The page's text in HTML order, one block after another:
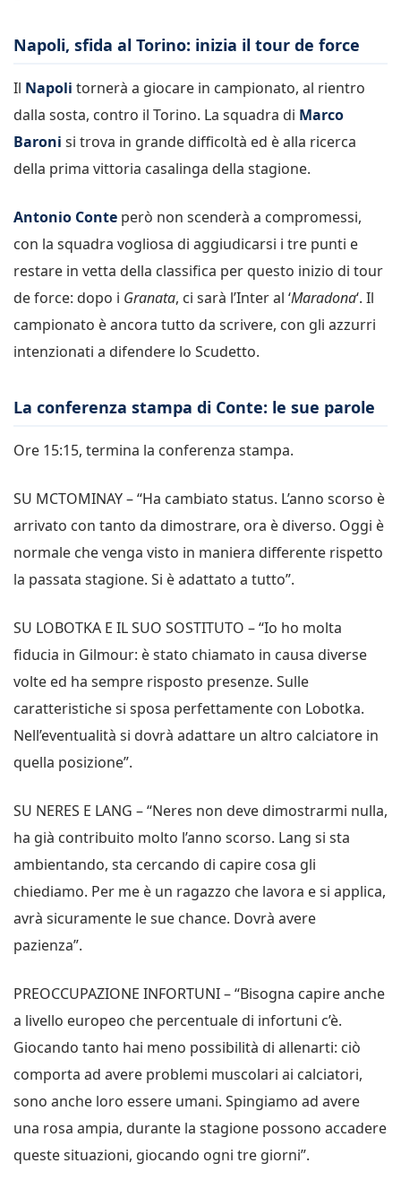
Napoli, sfida al Torino: inizia il tour de force
Il Napoli tornerà a giocare in campionato, al rientro
dalla sosta, contro il Torino. La squadra di Marco
Baroni si trova in grande difficoltà ed è alla ricerca
della prima vittoria casalinga della stagione.
Antonio Conte però non scenderà a compromessi,
con la squadra vogliosa di aggiudicarsi i tre punti e
restare in vetta della classifica per questo inizio di tour
de force: dopo i Granata, ci sarà l’Inter al ‘Maradona‘. Il
campionato è ancora tutto da scrivere, con gli azzurri
intenzionati a difendere lo Scudetto.
La conferenza stampa di Conte: le sue parole
Ore 15:15, termina la conferenza stampa.
SU MCTOMINAY – “Ha cambiato status. L’anno scorso è
arrivato con tanto da dimostrare, ora è diverso. Oggi è
normale che venga visto in maniera differente rispetto
la passata stagione. Si è adattato a tutto”.
SU LOBOTKA E IL SUO SOSTITUTO – “Io ho molta
fiducia in Gilmour: è stato chiamato in causa diverse
volte ed ha sempre risposto presenze. Sulle
caratteristiche si sposa perfettamente con Lobotka.
Nell’eventualità si dovrà adattare un altro calciatore in
quella posizione”.
SU NERES E LANG – “Neres non deve dimostrarmi nulla,
ha già contribuito molto l’anno scorso. Lang si sta
ambientando, sta cercando di capire cosa gli
chiediamo. Per me è un ragazzo che lavora e si applica,
avrà sicuramente le sue chance. Dovrà avere
pazienza”.
PREOCCUPAZIONE INFORTUNI – “Bisogna capire anche
a livello europeo che percentuale di infortuni c’è.
Giocando tanto hai meno possibilità di allenarti: ciò
comporta ad avere problemi muscolari ai calciatori,
sono anche loro essere umani. Spingiamo ad avere
una rosa ampia, durante la stagione possono accadere
queste situazioni, giocando ogni tre giorni”.